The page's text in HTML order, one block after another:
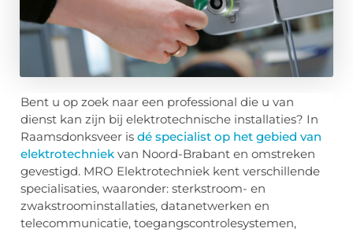
Bent u op zoek naar een professional die u van
dienst kan zijn bij elektrotechnische installaties? In
Raamsdonksveer is dé specialist op het gebied van
elektrotechniek van Noord-Brabant en omstreken
gevestigd. MRO Elektrotechniek kent verschillende
specialisaties, waaronder: sterkstroom- en
zwakstroominstallaties, datanetwerken en
telecommunicatie, toegangscontrolesystemen,